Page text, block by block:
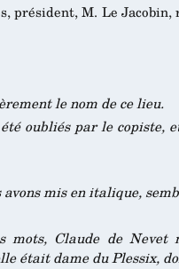
président, M. Le
le nom de ce lieu.
oubliés par le copiste,
avons mis en italique,
Claude de Nevet
était dame du Plessix,